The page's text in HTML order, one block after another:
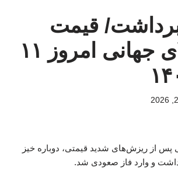
قیمت
جدید طلای جهانی امروز ۱۱
پس از ریزش‌های شدید قیمتی، دوباره خیز
و وارد فاز صعودی شد.